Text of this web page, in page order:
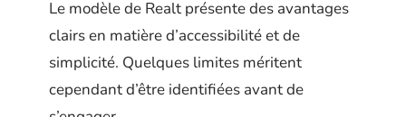
Le modèle de Realt présente des avantages
clairs en matière d’accessibilité et de
simplicité. Quelques limites méritent
cependant d’être identifiées avant de